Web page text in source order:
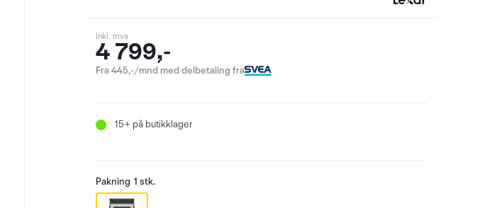
inkl. mva
4 799,-
Fra 445,-/mnd med delbetaling fra
15+ på butikklager
Pakning 1 stk.